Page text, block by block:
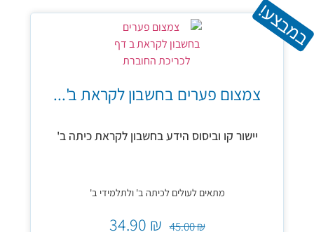
במבצע!
צמצום פערים בחשבון לקראת ב'...
יישור קו וביסוס הידע בחשבון לקראת כיתה ב'
מתאים לעולים לכיתה ב' ולתלמידי ב'
₪
45.00
₪